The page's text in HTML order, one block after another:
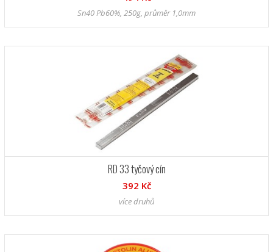
Sn40 Pb60%, 250g, průměr 1,0mm
RD 33 tyčový cín
392 Kč
více druhů